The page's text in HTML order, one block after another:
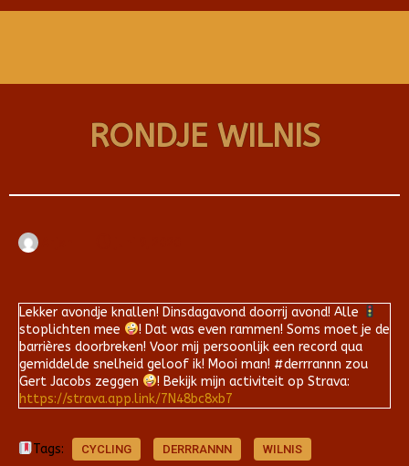
RONDJE WILNIS
Lekker avondje knallen! Dinsdagavond doorrij avond! Alle
stoplichten mee
! Dat was even rammen! Soms moet je de
barrières doorbreken! Voor mij persoonlijk een record qua
gemiddelde snelheid geloof ik! Mooi man! #derrrannn zou
Gert Jacobs zeggen
! Bekijk mijn activiteit op Strava:
https://strava.app.link/7N48bc8xb7
Tags: CYCLING DERRRANNN WILNIS